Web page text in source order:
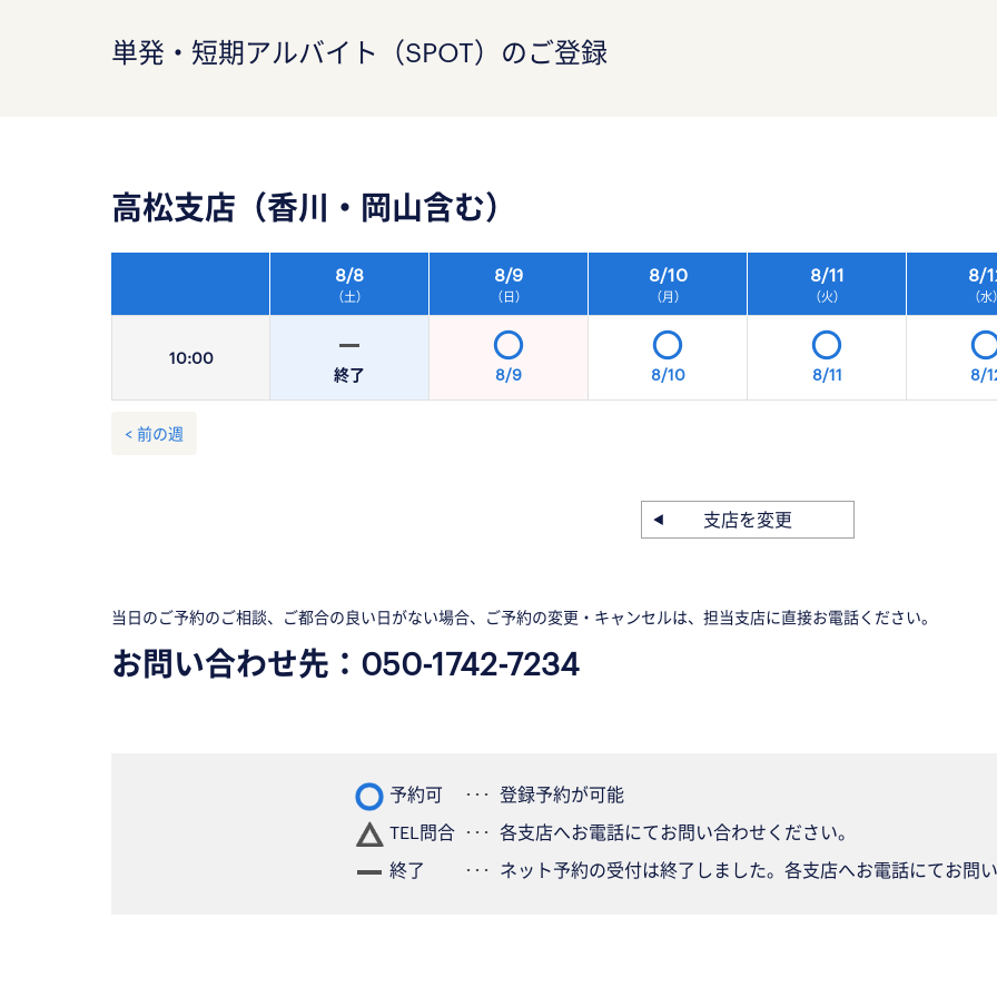
単発・短期アルバイト（SPOT）のご登録
高松支店（香川・岡山含む）
10:00
8/8
（土）
8/9
（日）
8/10
（月）
8/11
（火）
8/
（水）
終了 8/9 8/10 8/11 8/
< 前の週
支店を変更
当日のご予約のご相談、ご都合の良い日がない場合、ご予約の変更・キャンセルは、担当支店に直接お電話ください。
お問い合わせ先： 050-1742-7234
予約可
登録予約が可能
TEL問合
各支店へお電話にてお問い合わせください。
終了
ネット予約の受付は終了しました。各支店へお電話にてお問い